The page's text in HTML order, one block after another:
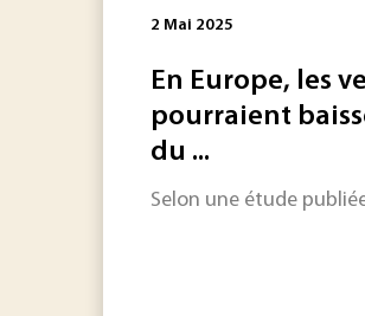
2 Mai 2025
En Europe, les
pourraient
du ...
Selon une étude